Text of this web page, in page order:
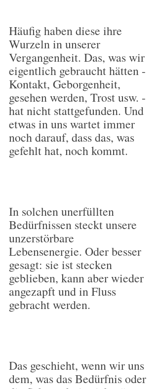
Häufig haben diese ihre
Wurzeln in unserer
Vergangenheit. Das, was wir
eigentlich gebraucht hätten -
Kontakt, Geborgenheit,
gesehen werden, Trost usw. -
hat nicht stattgefunden. Und
etwas in uns wartet immer
noch darauf, dass das, was
gefehlt hat, noch kommt.
In solchen unerfüllten
Bedürfnissen steckt unsere
unzerstörbare
Lebensenergie. Oder besser
gesagt: sie ist stecken
geblieben, kann aber wieder
angezapft und in Fluss
gebracht werden.
Das geschieht, wenn wir uns
dem, was das Bedürfnis oder